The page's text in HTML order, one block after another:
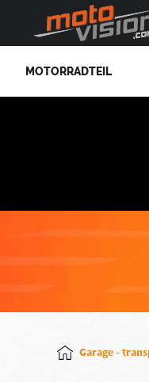
MOTORRADTEIL
Garage -